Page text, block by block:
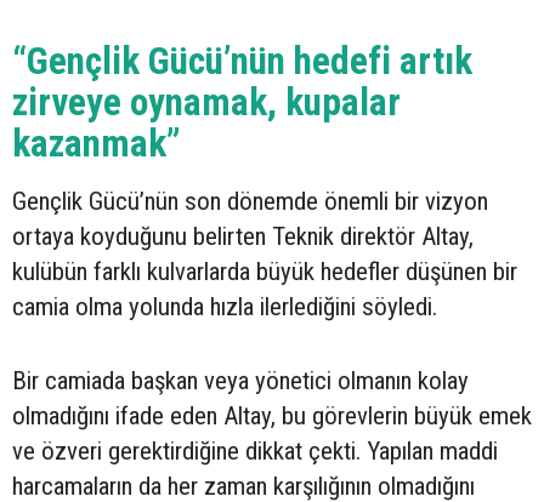
“Gençlik Gücü’nün hedefi artık
zirveye oynamak, kupalar
kazanmak”
Gençlik Gücü’nün son dönemde önemli bir vizyon
ortaya koyduğunu belirten Teknik direktör Altay,
kulübün farklı kulvarlarda büyük hedefler düşünen bir
camia olma yolunda hızla ilerlediğini söyledi.
Bir camiada başkan veya yönetici olmanın kolay
olmadığını ifade eden Altay, bu görevlerin büyük emek
ve özveri gerektirdiğine dikkat çekti. Yapılan maddi
harcamaların da her zaman karşılığının olmadığını